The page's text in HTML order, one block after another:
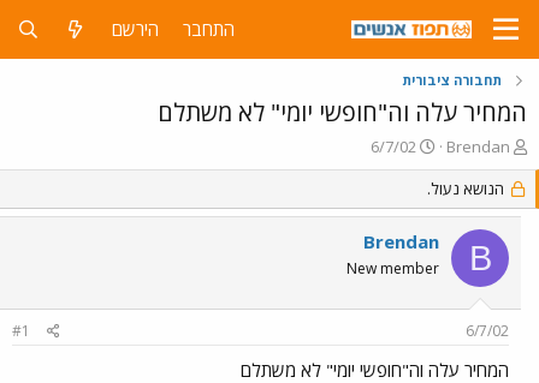
התחבר הירשם
תחבורה ציבורית
המחיר עלה וה"חופשי יומי" לא משתלם
פ
ו
ת
ח
נ
Brendan
פ
ו
ס
ם
ב
ת
ך
6/7/02
הנושא נעול.
B
Brendan
New member
6/7/02
#1
המחיר עלה וה"חופשי יומי" לא משתלם